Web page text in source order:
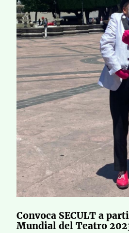
Convoca SECULT a
Mundial del Teatro